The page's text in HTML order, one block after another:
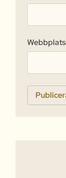
Webbplats